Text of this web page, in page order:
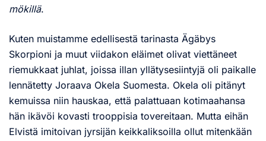
mökillä.
Kuten muistamme edellisestä tarinasta Ägäbys
Skorpioni ja muut viidakon eläimet olivat viettäneet
riemukkaat juhlat, joissa illan yllätysesiintyjä oli paikalle
lennätetty Joraava Okela Suomesta. Okela oli pitänyt
kemuissa niin hauskaa, että palattuaan kotimaahansa
hän ikävöi kovasti trooppisia tovereitaan. Mutta eihän
Elvistä imitoivan jyrsijän keikkaliksoilla ollut mitenkään